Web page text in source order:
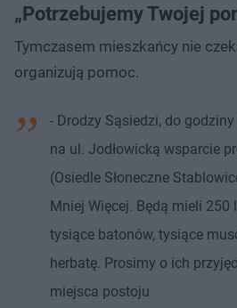
„Potrzebujemy Twojej
Tymczasem mieszkańcy nie
organizują pomoc.
- Drodzy Sąsiedzi, do
na ul. Jodłowicką wsparcie
(Osiedle Słoneczne
Mniej Więcej. Będą mieli 250
tysiące batonów, tysiące
herbatę. Prosimy o ich
miejsca postoju